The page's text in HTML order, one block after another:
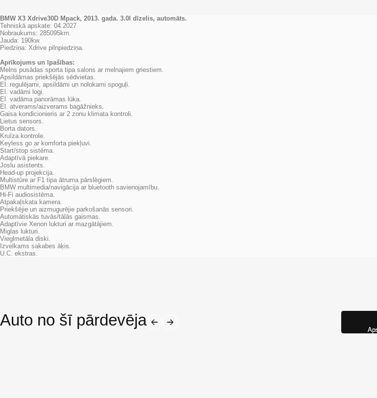
BMW X3 Xdrive30D Mpack, 2013. gada. 3.0l dīzelis, automāts.
Tehniskā apskate: 04.2027
Nobraukums: 285095km.
Jauda: 190kw.
Piedziņa: Xdrive pilnpiedziņa.
Aprīkojums un īpašības:
Melns pusādas sporta tipa salons ar melnajiem griestiem.
Apsildāmas priekšējās sēdvietas.
El. regulējami, apsildāmi un nolokami spoguļi.
El. vadāmi logi.
El. vadāma panorāmas lūka.
El. atverams/aizverams bagāžnieks.
Gaisa kondicionieris ar 2 zonu klimata kontroli.
Lietus sensors.
Borta dators.
Kruīza kontrole.
Keyless go ar komforta piekļuvi.
Start/stop sistēma.
Adaptīvā piekare.
Joslu asistents.
Head-up projekcija.
Multistūre ar F1 tipa ātruma pārslēgiem.
BMW multimedia/navigācija ar bluetooth savienojamību.
Hi-Fi audiosistēma.
Atpakaļskata kamera.
Priekšējie un aizmugurējie parkošanās sensori.
Automātiskās tuvās/tālās gaismas.
Adaptīvie Xenon lukturi ar mazgātājiem.
Miglas lukturi.
Vieglmetāla diski.
Izvelkams sakabes āķis.
U.C. ekstras.
Auto no šī pārdevēja